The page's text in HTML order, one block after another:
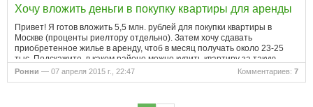
Хочу вложить деньги в покупку квартиры для аренды
Привет! Я готов вложить 5,5 млн. рублей для покупки квартиры в
Москве (проценты риелтору отдельно). Затем хочу сдавать
приобретенное жилье в аренду, чтоб в месяц получать около 23-25
тыс. Подскажите, в каком районе можно купить квартиру за такую
цену?…
Ронни — 07 апреля 2015 г., 22:47 Комментариев: 7